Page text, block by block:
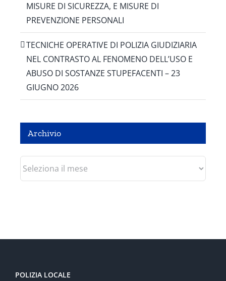
MISURE DI SICUREZZA, E MISURE DI
PREVENZIONE PERSONALI
TECNICHE OPERATIVE DI POLIZIA GIUDIZIARIA
NEL CONTRASTO AL FENOMENO DELL’USO E
ABUSO DI SOSTANZE STUPEFACENTI – 23
GIUGNO 2026
Archivio
Archivio
POLIZIA LOCALE